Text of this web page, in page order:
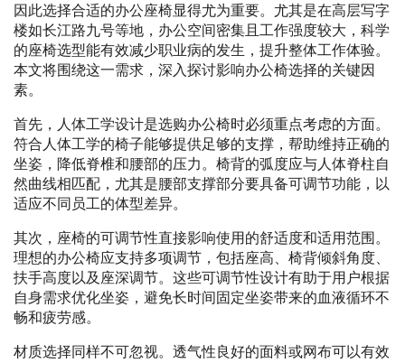
因此选择合适的办公座椅显得尤为重要。尤其是在高层写字
楼如长江路九号等地，办公空间密集且工作强度较大，科学
的座椅选型能有效减少职业病的发生，提升整体工作体验。
本文将围绕这一需求，深入探讨影响办公椅选择的关键因
素。
首先，人体工学设计是选购办公椅时必须重点考虑的方面。
符合人体工学的椅子能够提供足够的支撑，帮助维持正确的
坐姿，降低脊椎和腰部的压力。椅背的弧度应与人体脊柱自
然曲线相匹配，尤其是腰部支撑部分要具备可调节功能，以
适应不同员工的体型差异。
其次，座椅的可调节性直接影响使用的舒适度和适用范围。
理想的办公椅应支持多项调节，包括座高、椅背倾斜角度、
扶手高度以及座深调节。这些可调节性设计有助于用户根据
自身需求优化坐姿，避免长时间固定坐姿带来的血液循环不
畅和疲劳感。
材质选择同样不可忽视。透气性良好的面料或网布可以有效